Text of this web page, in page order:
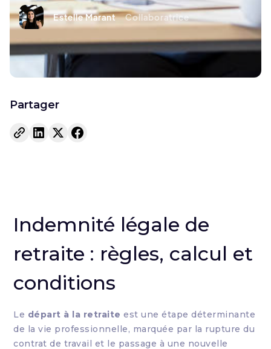
Estelle Marant Collaboratrice
Partager
Indemnité légale de
retraite : règles, calcul et
conditions
Le départ à la retraite est une étape déterminante
de la vie professionnelle, marquée par la rupture du
contrat de travail et le passage à une nouvelle